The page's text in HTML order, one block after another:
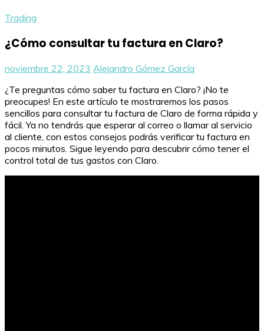
Trading
¿Cómo consultar tu factura en Claro?
noviembre 22, 2023 Alejandro Gómez García
¿Te preguntas cómo saber tu factura en Claro? ¡No te
preocupes! En este artículo te mostraremos los pasos
sencillos para consultar tu factura de Claro de forma rápida y
fácil. Ya no tendrás que esperar al correo o llamar al servicio
al cliente, con estos consejos podrás verificar tu factura en
pocos minutos. Sigue leyendo para descubrir cómo tener el
control total de tus gastos con Claro.